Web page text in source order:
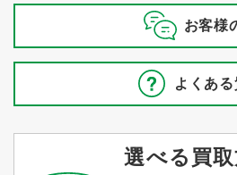
お客様
よくある
選べる買